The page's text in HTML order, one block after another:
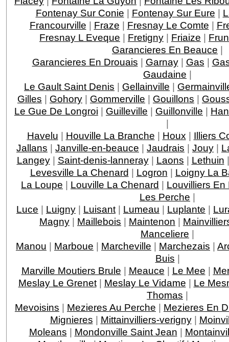
Fontenay Sur Conie | Fontenay Sur Eure |
Francourville | Fraze | Fresnay Le Comte |
Fresnay L Eveque | Fretigny | Friaize |
Garancieres En Beauce |
Garancieres En Drouais | Garnay| Gas |
Gaudaine |
Le Gault Saint Denis | Gellainville |
Gilles | Gohory | Gommerville | Gouillons |
Le Gue De Longroi | Guilleville | Guillonville |
|
Havelu | Houville La Branche | Houx | Illiers
Jallans | Janville-en-beauce | Jaudrais | Jouy |
Langey| Saint-denis-lanneray| Laons | Lethuin
Levesville La Chenard | Logron | Loigny La
La Loupe | Louville La Chenard | Louvilliers En
Les Perche |
Luce | Luigny | Luisant | Lumeau | Luplante |
Magny | Maillebois | Maintenon |
Manceliere |
Manou | Marboue | Marcheville | Marchezais |
Buis |
Marville Moutiers Brule | Meauce | Le Mee |
Meslay Le Grenet| Meslay Le Vidame | Le
Thomas |
Mevoisins | Mezieres Au Perche | Mezieres En
Mignieres | Mittainvilliers-verigny|
Moleans | Mondonville Saint Jean |